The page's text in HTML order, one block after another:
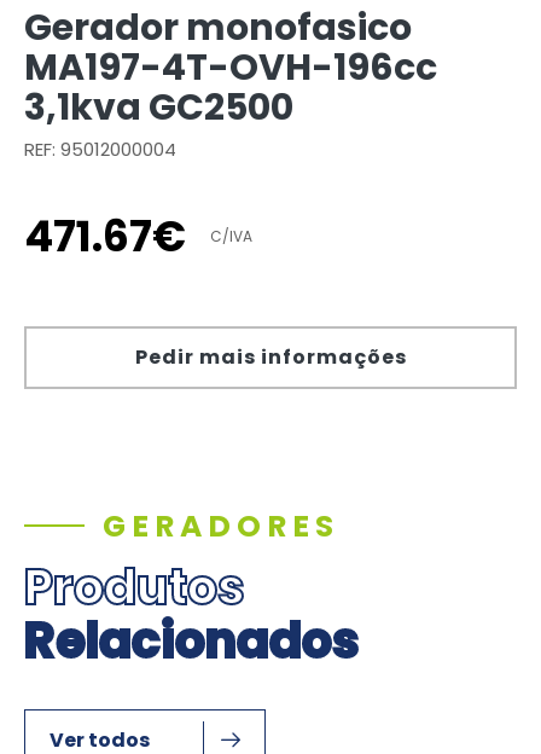
Gerador monofasico
MA197-4T-OVH-196cc
3,1kva GC2500
REF: 95012000004
471.67€ C/IVA
Pedir mais informações
GERADORES
Produtos
Relacionados
Ver todos